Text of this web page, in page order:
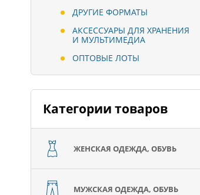
ДРУГИЕ ФОРМАТЫ
АКСЕССУАРЫ ДЛЯ ХРАНЕНИЯ
И МУЛЬТИМЕДИА
ОПТОВЫЕ ЛОТЫ
Категории товаров
ЖЕНСКАЯ ОДЕЖДА, ОБУВЬ
МУЖСКАЯ ОДЕЖДА, ОБУВЬ